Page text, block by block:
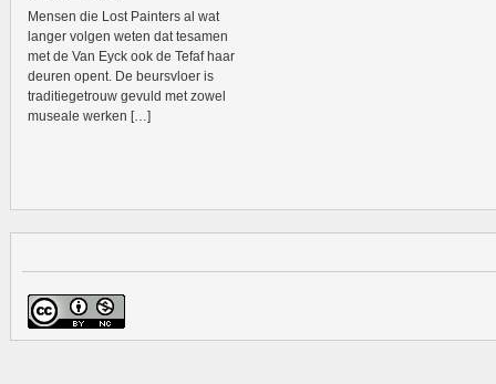
Mensen die Lost Painters al wat
langer volgen weten dat tesamen
met de Van Eyck ook de Tefaf haar
deuren opent. De beursvloer is
traditiegetrouw gevuld met zowel
museale werken […]